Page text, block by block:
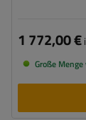
1 772,00 €
Große